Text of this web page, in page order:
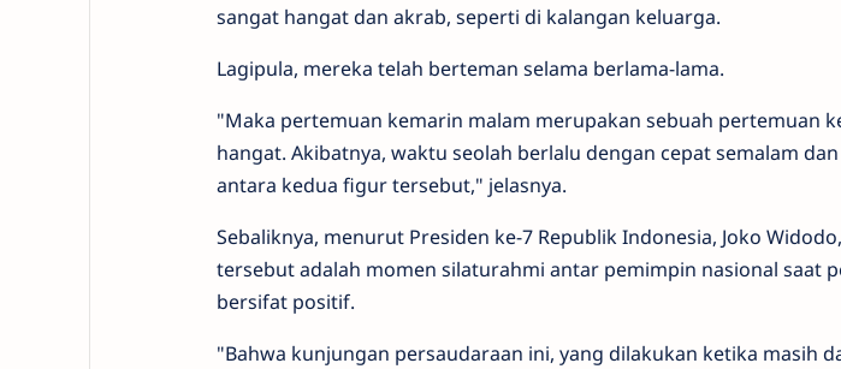
sangat hangat dan akrab, seperti di kalangan keluarga.
Lagipula, mereka telah berteman selama berlama-lama.
"Maka pertemuan kemarin malam merupakan sebuah pertemuan
hangat. Akibatnya, waktu seolah berlalu dengan cepat semalam
antara kedua figur tersebut," jelasnya.
Sebaliknya, menurut Presiden ke-7 Republik Indonesia, Joko
tersebut adalah momen silaturahmi antar pemimpin nasional saat
bersifat positif.
"Bahwa kunjungan persaudaraan ini, yang dilakukan ketika masih